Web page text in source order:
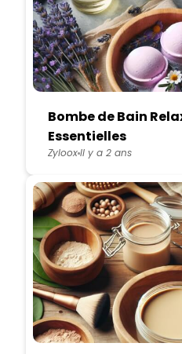
Bombe de Bain
Essentielles
ZylooxIl y a 2 ans